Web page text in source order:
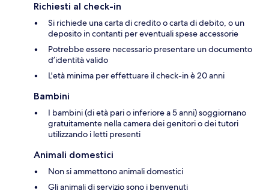
Richiesti al check-in
Si richiede una carta di credito o carta di debito, o un
deposito in contanti per eventuali spese accessorie
Potrebbe essere necessario presentare un documento
d’identità valido
L'età minima per effettuare il check-in è 20 anni
Bambini
I bambini (di età pari o inferiore a 5 anni) soggiornano
gratuitamente nella camera dei genitori o dei tutori
utilizzando i letti presenti
Animali domestici
Non si ammettono animali domestici
Gli animali di servizio sono i benvenuti